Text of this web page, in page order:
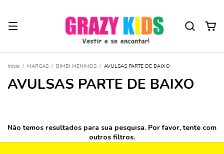
Início / MARCAS / BIMBI MENINOS / AVULSAS PARTE DE BAIXO
AVULSAS PARTE DE BAIXO
Não temos resultados para sua pesquisa. Por favor, tente com
outros filtros.